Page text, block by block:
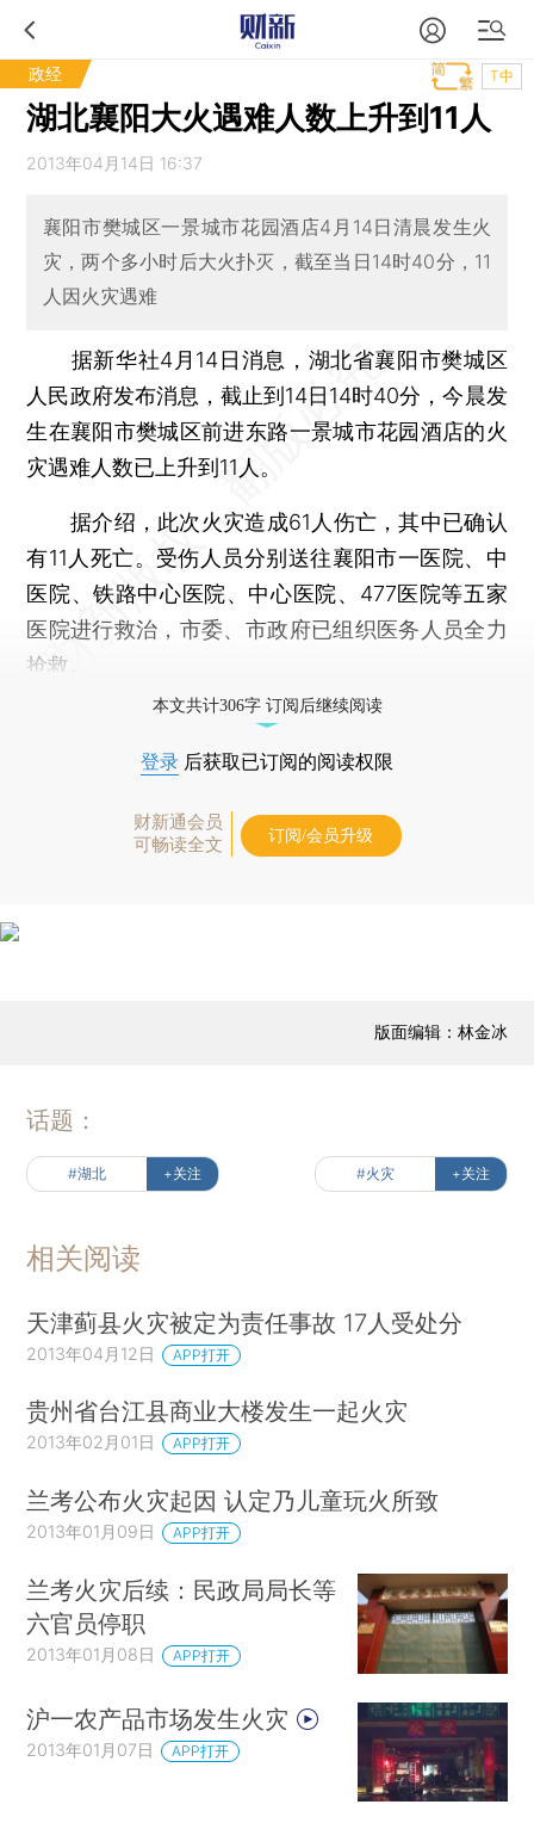
政经 T中
湖北襄阳大火遇难人数上升到11人
2013年04月14日 16:37
襄阳市樊城区一景城市花园酒店4月14日清晨发生火
灾，两个多小时后大火扑灭，截至当日14时40分，11
人因火灾遇难
据新华社4月14日消息，湖北省襄阳市樊城区
人民政府发布消息，截止到14日14时40分，今晨发
生在襄阳市樊城区前进东路一景城市花园酒店的火
灾遇难人数已上升到11人。
据介绍，此次火灾造成61人伤亡，其中已确认
有11人死亡。受伤人员分别送往襄阳市一医院、中
医院、铁路中心医院、中心医院、477医院等五家
医院进行救治，市委、市政府已组织医务人员全力
抢救。
本文共计306字 订阅后继续阅读
登录 后获取已订阅的阅读权限
财新通会员
可畅读全文
订阅/会员升级
版面编辑：林金冰
话题：
#湖北 +关注 #火灾 +关注
相关阅读
天津蓟县火灾被定为责任事故 17人受处分
2013年04月12日 APP打开
贵州省台江县商业大楼发生一起火灾
2013年02月01日 APP打开
兰考公布火灾起因 认定乃儿童玩火所致
2013年01月09日 APP打开
兰考火灾后续：民政局局长等
六官员停职
2013年01月08日 APP打开
沪一农产品市场发生火灾
2013年01月07日 APP打开